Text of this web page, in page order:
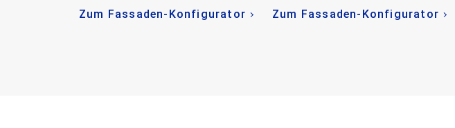
Zum Fassaden-Konfigurator
Zum Fassaden-Konfigurator